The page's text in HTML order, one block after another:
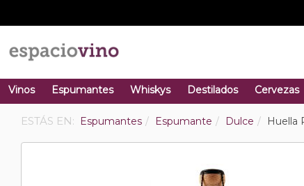
Vinos Espumantes Whiskys Destilados Cervezas
ESTÁS EN: Espumantes Espumante Dulce Huella